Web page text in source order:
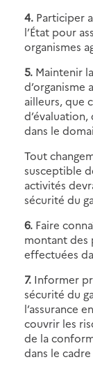
4. Participer
l’État pour
organismes
5. Maintenir
d’organisme
ailleurs, que
d’évaluation,
dans le
Tout
susceptible
activités
sécurité du
6. Faire
montant des
effectuées
7. Informer
sécurité du
l’assurance
couvrir les
de la
dans le